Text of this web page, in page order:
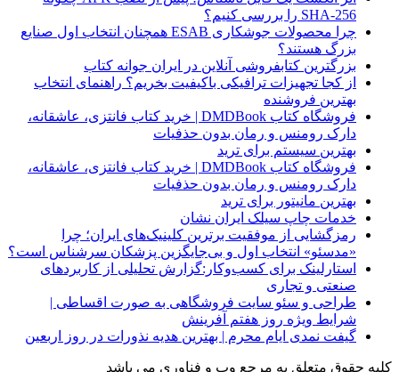
SHA-256 را بررسی کنیم؟
چرا محصولات جوشکاری ESAB همچنان انتخاب اول صنایع
بزرگ هستند؟
بزرگترین کتابفروشی آنلاین در ایران جوانه کتاب
از کجا تجهیزات ترافیکی باکیفیت بخریم؟ راهنمای انتخاب
بهترین فروشنده
فروشگاه کتاب DMDBook | خرید کتاب فانتزی، عاشقانه،
دارک رومنس و رمان بدون حذفیات
بهترین سیستم برای ترید
فروشگاه کتاب DMDBook | خرید کتاب فانتزی، عاشقانه،
دارک رومنس و رمان بدون حذفیات
بهترین مانیتور برای ترید
خدمات چاپ سیلک ایران نشان
رمزگشایی از موفقیت برترین کلینیک‌های ایران؛ چرا
«مدسئو» انتخاب اول و بی‌جایگزین پزشکان سرشناس است؟
استارلینک برای کسب‌وکار:گزارش تحلیلی از کاربردهای
صنعتی و تجاری
طراحی و سئو سایت فروشگاهی به صورت اقساطی |
شرایط ویژه روز هفتم آفرینش
گیفت نمدی ایام محرم | بهترین هدیه نذورات در روز اربعین
کلیه حقوق متعلق به مرجع وب و فناوری می باشد